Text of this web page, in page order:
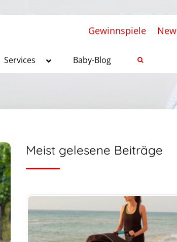
Gewinnspiele
Services Baby-Blog
Meist gelesene Beiträge